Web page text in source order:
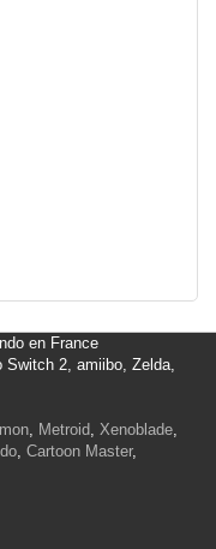
en France
Switch 2, amiibo, Zelda,
, Metroid, Xenoblade,
, Cartoon Master,